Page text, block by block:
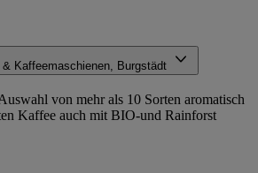
Kaffeemaschienen, Burgstädt
von mehr als 10 Sorten aromatisch
Kaffee auch mit BIO-und Rainforst